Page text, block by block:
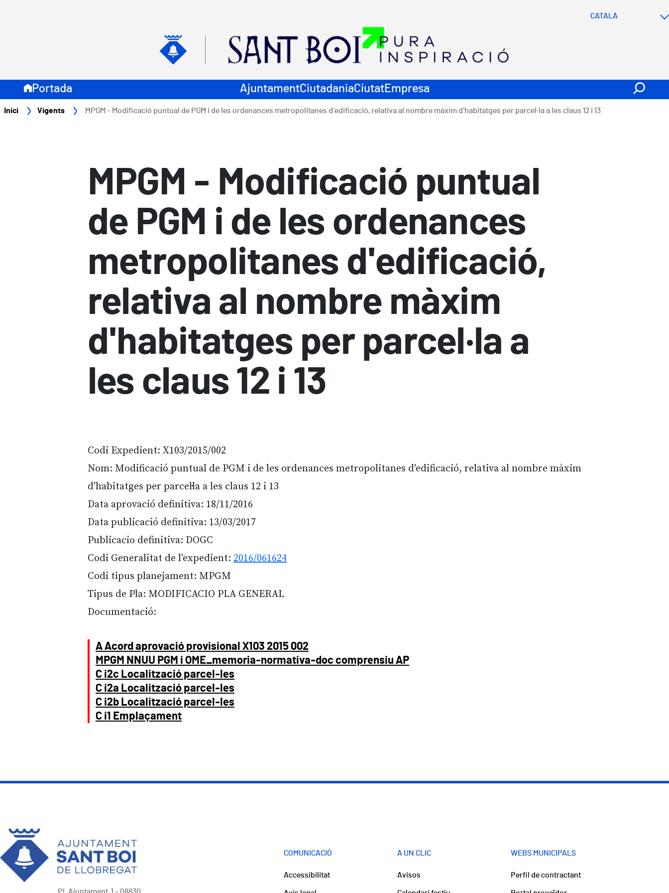
Navegació secundari
Portada Navegació principal
AjuntamentCiutadaniaCiutatEmpresa SVG
Fil d'ariadna
Inici Vigents MPGM - Modificació puntual de PGM i de les ordenances metropolitanes d'edificació, relativa al nombre màxim d'habitatges per parcel·la a les claus 12 i 13
MPGM - Modificació puntual
de PGM i de les ordenances
metropolitanes d'edificació,
relativa al nombre màxim
d'habitatges per parcel·la a
les claus 12 i 13
Codi Expedient: X103/2015/002
Nom: Modificació puntual de PGM i de les ordenances metropolitanes d'edificació, relativa al nombre màxim
d'habitatges per parcel·la a les claus 12 i 13
Data aprovació definitiva: 18/11/2016
Data publicació definitiva: 13/03/2017
Publicacio definitiva: DOGC
Codi Generalitat de l'expedient: 2016/061624
Codi tipus planejament: MPGM
Tipus de Pla: MODIFICACIO PLA GENERAL
Documentació:
A Acord aprovació provisional X103 2015 002
MPGM NNUU PGM i OME_memoria-normativa-doc comprensiu AP
C i2c Localització parcel-les
C i2a Localització parcel-les
C i2b Localització parcel-les
C i1 Emplaçament
COMUNICACIÓ
Accessibilitat
A UN CLIC
Avisos
WEBS MUNICIPALS
Perfil de contractant